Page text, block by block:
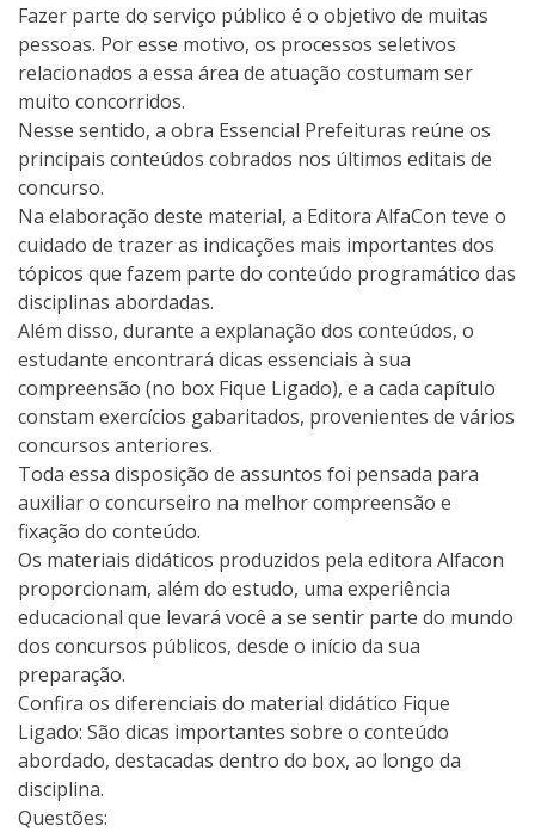
Fazer parte do serviço público é o objetivo de muitas
pessoas. Por esse motivo, os processos seletivos
relacionados a essa área de atuação costumam ser
muito concorridos.
Nesse sentido, a obra Essencial Prefeituras reúne os
principais conteúdos cobrados nos últimos editais de
concurso.
Na elaboração deste material, a Editora AlfaCon teve o
cuidado de trazer as indicações mais importantes dos
tópicos que fazem parte do conteúdo programático das
disciplinas abordadas.
Além disso, durante a explanação dos conteúdos, o
estudante encontrará dicas essenciais à sua
compreensão (no box Fique Ligado), e a cada capítulo
constam exercícios gabaritados, provenientes de vários
concursos anteriores.
Toda essa disposição de assuntos foi pensada para
auxiliar o concurseiro na melhor compreensão e
fixação do conteúdo.
Os materiais didáticos produzidos pela editora Alfacon
proporcionam, além do estudo, uma experiência
educacional que levará você a se sentir parte do mundo
dos concursos públicos, desde o início da sua
preparação.
Confira os diferenciais do material didático Fique
Ligado: São dicas importantes sobre o conteúdo
abordado, destacadas dentro do box, ao longo da
disciplina.
Questões: